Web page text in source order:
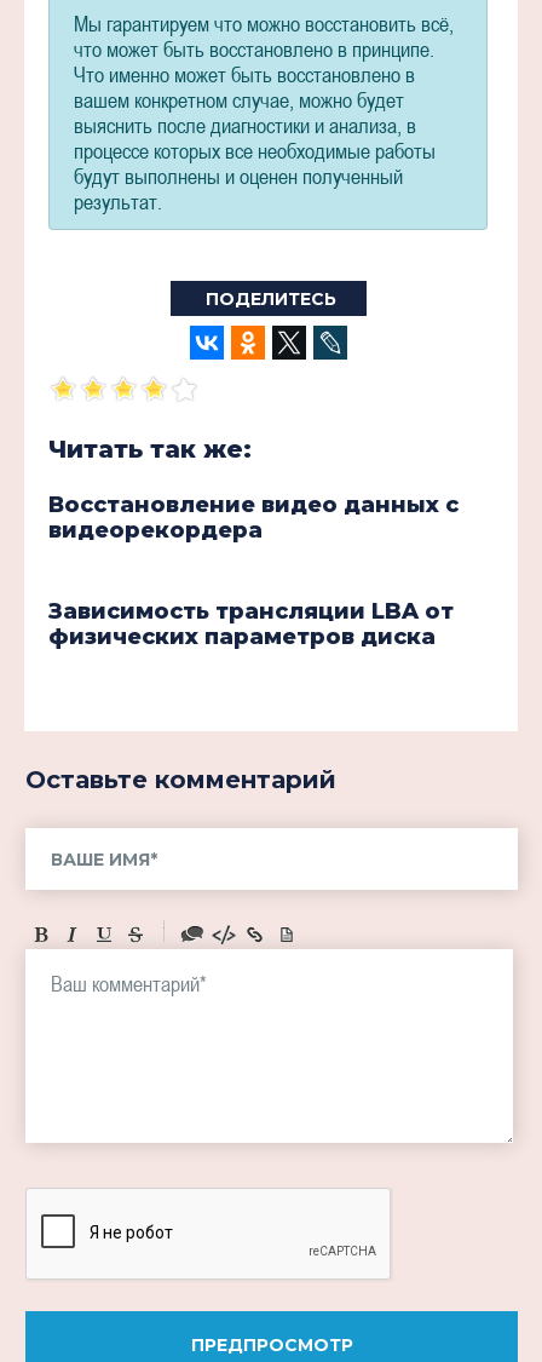
Мы гарантируем что можно восстановить всё,
что может быть восстановлено в принципе.
Что именно может быть восстановлено в
вашем конкретном случае, можно будет
выяснить после диагностики и анализа, в
процессе которых все необходимые работы
будут выполнены и оценен полученный
результат.
ПОДЕЛИТЕСЬ
Читать так же:
Восстановление видео данных с
видеорекордера
Зависимость трансляции LBA от
физических параметров диска
Оставьте комментарий
-
-
-
ПРЕДПРОСМОТР